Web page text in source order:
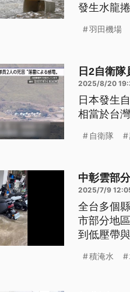
發生水龍
羽田機場
日2自衛
2025/8/20
日本發生
相當於台
自衛隊
中彰雲部
2025/7/9
全台多個
市部分地
到低壓帶
積淹水